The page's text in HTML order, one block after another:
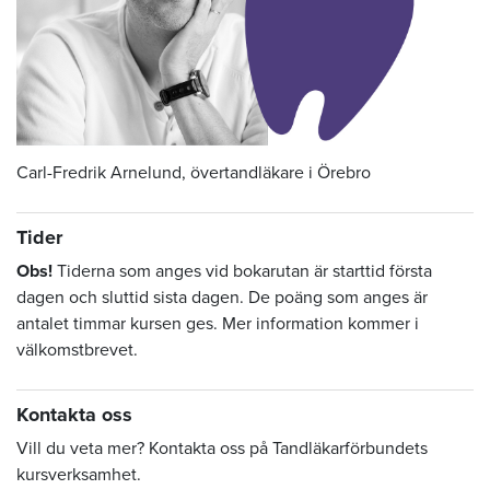
Carl-Fredrik Arnelund, övertandläkare i Örebro
Tider
Obs! Tiderna som anges vid bokarutan är starttid första
dagen och sluttid sista dagen. De poäng som anges är
antalet timmar kursen ges. Mer information kommer i
välkomstbrevet.
Kontakta oss
Vill du veta mer? Kontakta oss på Tandläkarförbundets
kursverksamhet.